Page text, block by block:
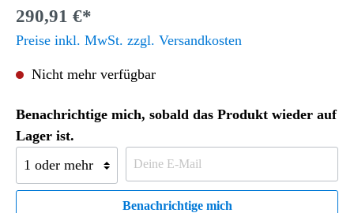
290,91 €*
Preise inkl. MwSt. zzgl. Versandkosten
Nicht mehr verfügbar
Benachrichtige mich, sobald das Produkt wieder auf
Lager ist.
Benachrichtige mich